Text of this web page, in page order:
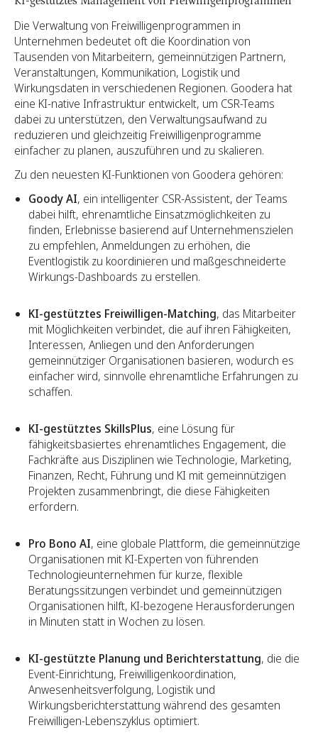
Die Verwaltung von Freiwilligenprogrammen in
Unternehmen bedeutet oft die Koordination von
Tausenden von Mitarbeitern, gemeinnützigen Partnern,
Veranstaltungen, Kommunikation, Logistik und
Wirkungsdaten in verschiedenen Regionen. Goodera hat
eine KI-native Infrastruktur entwickelt, um CSR-Teams
dabei zu unterstützen, den Verwaltungsaufwand zu
reduzieren und gleichzeitig Freiwilligenprogramme
einfacher zu planen, auszuführen und zu skalieren.
Zu den neuesten KI-Funktionen von Goodera gehören:
Goody AI, ein intelligenter CSR-Assistent, der Teams
dabei hilft, ehrenamtliche Einsatzmöglichkeiten zu
finden, Erlebnisse basierend auf Unternehmenszielen
zu empfehlen, Anmeldungen zu erhöhen, die
Eventlogistik zu koordinieren und maßgeschneiderte
Wirkungs-Dashboards zu erstellen.
KI-gestütztes Freiwilligen-Matching, das Mitarbeiter
mit Möglichkeiten verbindet, die auf ihren Fähigkeiten,
Interessen, Anliegen und den Anforderungen
gemeinnütziger Organisationen basieren, wodurch es
einfacher wird, sinnvolle ehrenamtliche Erfahrungen zu
schaffen.
KI-gestütztes SkillsPlus, eine Lösung für
fähigkeitsbasiertes ehrenamtliches Engagement, die
Fachkräfte aus Disziplinen wie Technologie, Marketing,
Finanzen, Recht, Führung und KI mit gemeinnützigen
Projekten zusammenbringt, die diese Fähigkeiten
erfordern.
Pro Bono AI, eine globale Plattform, die gemeinnützige
Organisationen mit KI-Experten von führenden
Technologieunternehmen für kurze, flexible
Beratungssitzungen verbindet und gemeinnützigen
Organisationen hilft, KI-bezogene Herausforderungen
in Minuten statt in Wochen zu lösen.
KI-gestützte Planung und Berichterstattung, die die
Event-Einrichtung, Freiwilligenkoordination,
Anwesenheitsverfolgung, Logistik und
Wirkungsberichterstattung während des gesamten
Freiwilligen-Lebenszyklus optimiert.